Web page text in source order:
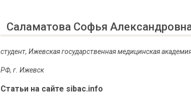
Саламатова Софья
студент, Ижевская государственная медицинская
РФ, г. Ижевск
Статьи на сайте sibac.info